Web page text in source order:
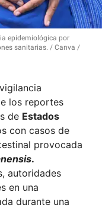
epidemiológica por
sanitarias.
Canva /
los reportes
de Estados
con casos de
provocada
.
autoridades
en una
durante una